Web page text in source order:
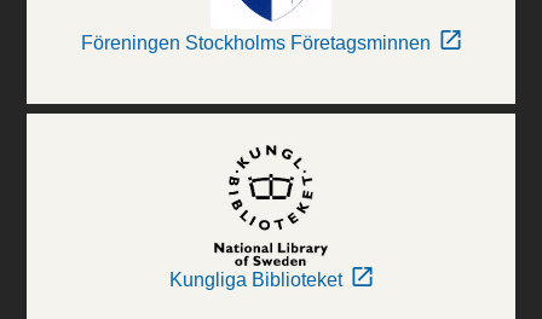
Föreningen Stockholms Företagsminnen
Kungliga Biblioteket